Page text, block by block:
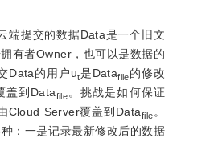
端提交的数据Data是一个旧文
有者Owner，也可以是数据的
Data的用户ut是Datafile的修改
盖到Datafile 。挑战是如何保证
Cloud Server覆盖到Datafile 。
：一是记录最新修改后的数据